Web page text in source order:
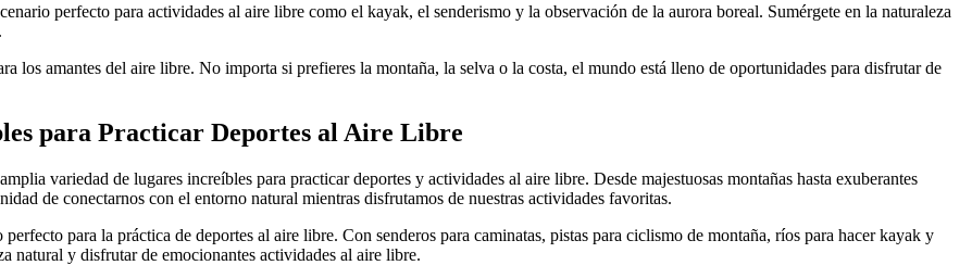
perfecto para actividades al aire libre como el kayak, el senderismo y la observación de la aurora boreal. Sumérgete en la naturaleza
los amantes del aire libre. No importa si prefieres la montaña, la selva o la costa, el mundo está lleno de oportunidades para disfrutar de
para Practicar Deportes al Aire Libre
variedad de lugares increíbles para practicar deportes y actividades al aire libre. Desde majestuosas montañas hasta exuberantes
de conectarnos con el entorno natural mientras disfrutamos de nuestras actividades favoritas.
para la práctica de deportes al aire libre. Con senderos para caminatas, pistas para ciclismo de montaña, ríos para hacer kayak y
natural y disfrutar de emocionantes actividades al aire libre.